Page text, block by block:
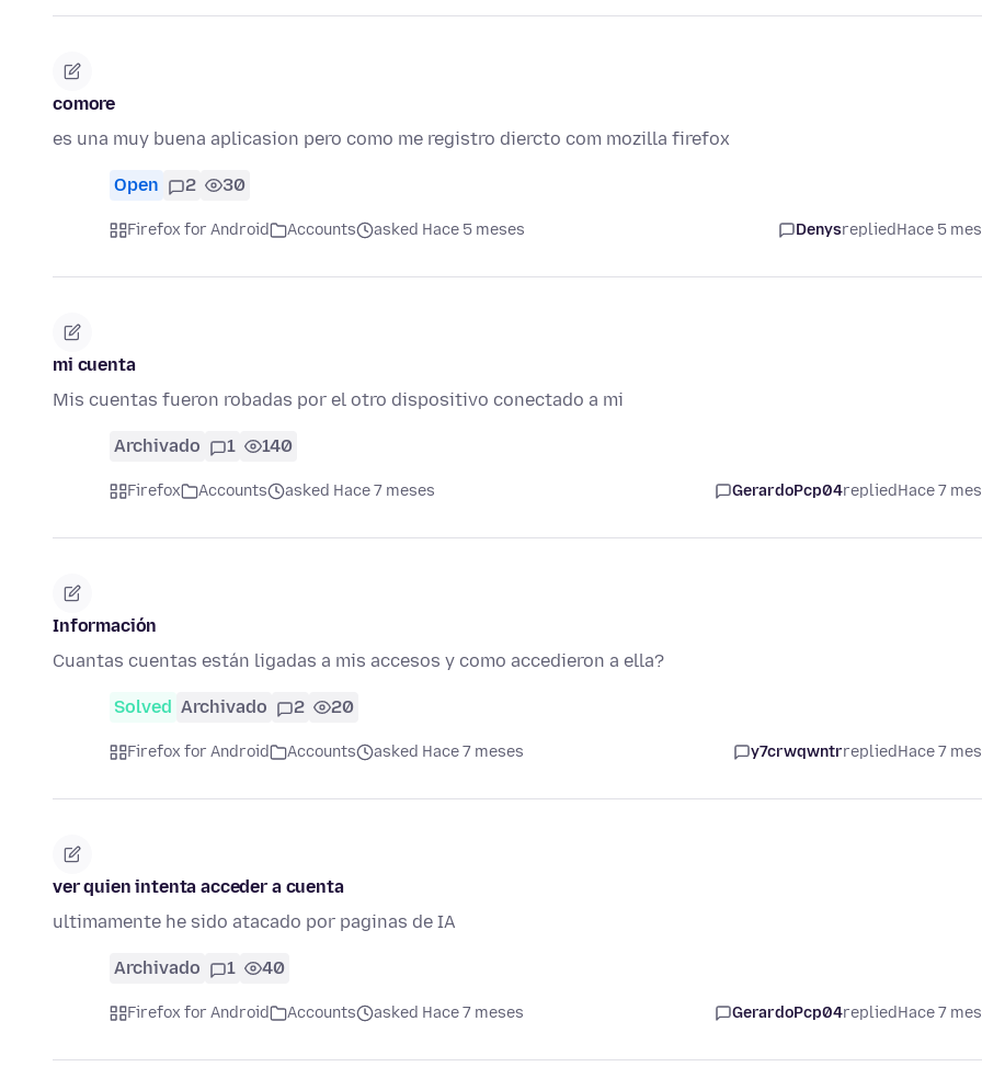
comore
es una muy buena aplicasion pero como me registro diercto com mozilla firefox
Open 2 30
Firefox for Android Accounts asked Hace 5 meses DenysrepliedHace 5
mi cuenta
Mis cuentas fueron robadas por el otro dispositivo conectado a mi
Archivado 1 140
Firefox Accounts asked Hace 7 meses GerardoPcp04repliedHace 7
Información
Cuantas cuentas están ligadas a mis accesos y como accedieron a ella?
Solved Archivado 2 20
Firefox for Android Accounts asked Hace 7 meses y7crwqwntrrepliedHace 7
ver quien intenta acceder a cuenta
ultimamente he sido atacado por paginas de IA
Archivado 1 40
Firefox for Android Accounts asked Hace 7 meses GerardoPcp04repliedHace 7